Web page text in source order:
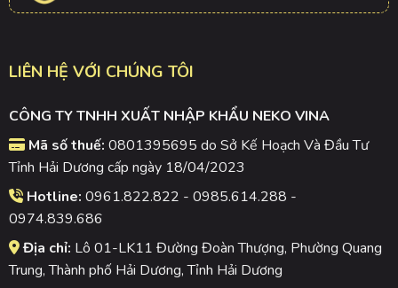
LIÊN HỆ VỚI CHÚNG TÔI
CÔNG TY TNHH XUẤT NHẬP KHẨU NEKO VINA
Mã số thuế: 0801395695 do Sở Kế Hoạch Và Đầu Tư
Tỉnh Hải Dương cấp ngày 18/04/2023
Hotline: 0961.822.822 - 0985.614.288 -
0974.839.686
Địa chỉ: Lô 01-LK11 Đường Đoàn Thượng, Phường Quang
Trung, Thành phố Hải Dương, Tỉnh Hải Dương